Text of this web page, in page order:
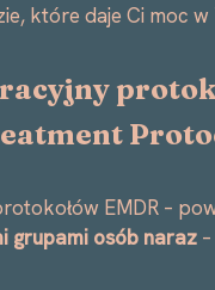
które daje Ci moc w
EMDR –
grupami osób naraz–